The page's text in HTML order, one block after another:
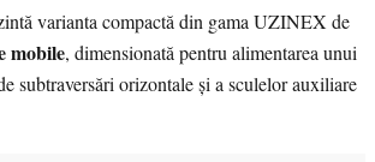
varianta compactă din gama UZINEX de
mobile, dimensionată pentru alimentarea unui
subtraversări orizontale și a sculelor auxiliare